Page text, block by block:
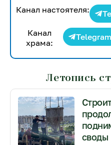
Канал настоятеля:
Канал
храма:
Telegram
Летопись
своды